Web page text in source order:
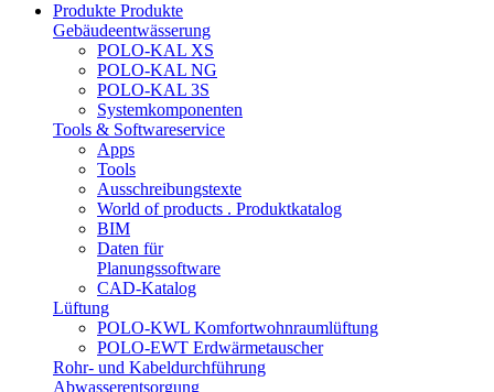
Produkte Produkte
Gebäudeentwässerung
POLO-KAL XS
POLO-KAL NG
POLO-KAL 3S
Systemkomponenten
Tools & Softwareservice
Apps
Tools
Ausschreibungstexte
World of products . Produktkatalog
BIM
Daten für
Planungssoftware
CAD-Katalog
Lüftung
POLO-KWL Komfortwohnraumlüftung
POLO-EWT Erdwärmetauscher
Rohr- und Kabeldurchführung
Abwasserentsorgung